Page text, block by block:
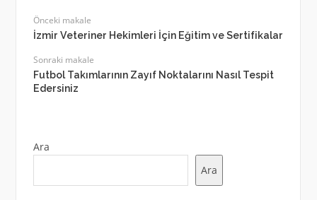
Önceki makale
İzmir Veteriner Hekimleri İçin Eğitim ve Sertifikalar
Sonraki makale
Futbol Takımlarının Zayıf Noktalarını Nasıl Tespit
Edersiniz
Ara
Ara